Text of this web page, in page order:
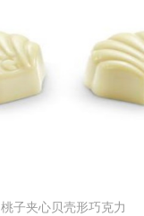
桃子夹心贝壳形巧克力